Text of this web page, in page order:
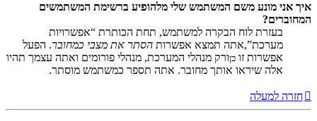
איך אני מונע משם המשתמש שלי מלהופיע ברשימת המשתמשים
המחוברים?
בעזרת לוח הבקרה למשתמש, תחת הכותרת “אפשרויות
מערכת”,אתה תמצא אפשרות הסתר את מצבי כמחובר. הפעל
אפשרות זו כןורק מנהלי המערכת, מנהלי פורומים ואתה עצמך תהיו
אלה שיראו אותך מחובר. אתה תספר כמשתמש מוסתר.
חזרה למעלה